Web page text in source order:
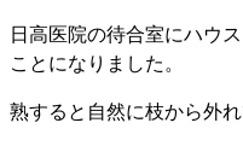
日高医院の待合室にハウ
ことになりました。
熟すると自然に枝から外